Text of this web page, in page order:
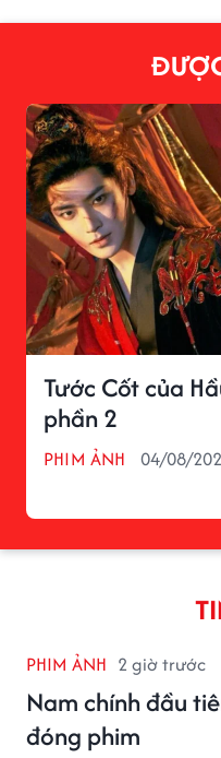
Tước Cốt của
phần 2
PHIM ẢNH 04/08/
PHIM ẢNH 2 giờ trước
Nam chính đầu
đóng phim